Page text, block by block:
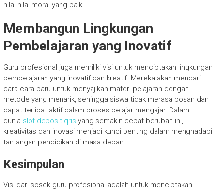
nilai-nilai moral yang baik.
Membangun Lingkungan
Pembelajaran yang Inovatif
Guru profesional juga memiliki visi untuk menciptakan lingkungan
pembelajaran yang inovatif dan kreatif. Mereka akan mencari
cara-cara baru untuk menyajikan materi pelajaran dengan
metode yang menarik, sehingga siswa tidak merasa bosan dan
dapat terlibat aktif dalam proses belajar mengajar. Dalam
dunia slot deposit qris yang semakin cepat berubah ini,
kreativitas dan inovasi menjadi kunci penting dalam menghadapi
tantangan pendidikan di masa depan.
Kesimpulan
Visi dari sosok guru profesional adalah untuk menciptakan